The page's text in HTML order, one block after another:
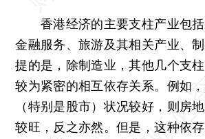
香港经济的主要支柱产业包括
金融服务、旅游及其相关产业、
提的是，除制造业，其他几个支
较为紧密的相互依存关系。例如
（特别是股市）状况较好，则房
较旺，反之亦然。但是，这种依